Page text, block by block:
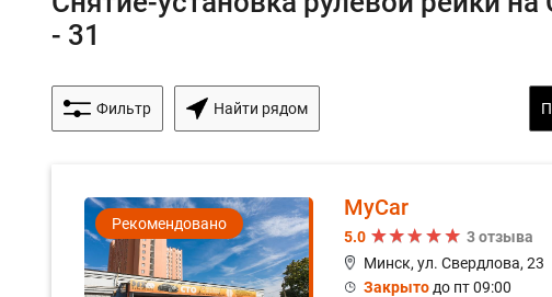
- 31
Фильтр Найти рядом
Рекомендовано
MyCar
5.0
3 отзыва
Минск, ул. Свердлова, 23
Закрытодо пт 09:00